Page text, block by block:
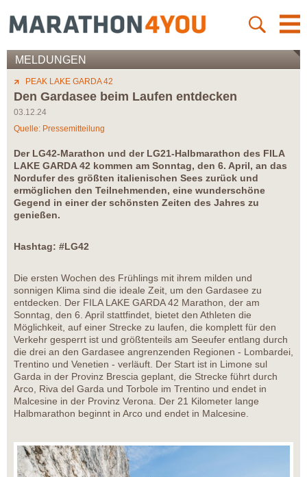
MELDUNGEN
PEAK LAKE GARDA 42
Den Gardasee beim Laufen entdecken
03.12.24
Quelle: Pressemitteilung
Der LG42-Marathon und der LG21-Halbmarathon des FILA
LAKE GARDA 42 kommen am Sonntag, den 6. April, an das
Nordufer des größten italienischen Sees zurück und
ermöglichen den Teilnehmenden, eine wunderschöne
Gegend in einer der schönsten Zeiten des Jahres zu
genießen.
Hashtag: #LG42
Die ersten Wochen des Frühlings mit ihrem milden und
sonnigen Klima sind die ideale Zeit, um den Gardasee zu
entdecken. Der FILA LAKE GARDA 42 Marathon, der am
Sonntag, den 6. April stattfindet, bietet den Athleten die
Möglichkeit, auf einer Strecke zu laufen, die komplett für den
Verkehr gesperrt ist und größtenteils am Seeufer entlang durch
die drei an den Gardasee angrenzenden Regionen - Lombardei,
Trentino und Venetien - verläuft. Der Start ist in Limone sul
Garda in der Provinz Brescia geplant, die Strecke führt durch
Arco, Riva del Garda und Torbole im Trentino und endet in
Malcesine in der Provinz Verona. Der 21 Kilometer lange
Halbmarathon beginnt in Arco und endet in Malcesine.